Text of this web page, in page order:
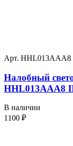
Арт. HHL013AAA8
Налобный
HHL013AAA8
В наличии
1100 ₽